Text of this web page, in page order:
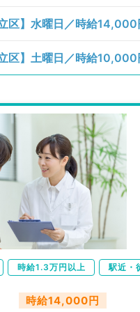
立区】水曜日／時給
立区】土曜日／時給
時給1.3万円以上 駅近・
時給14,000円